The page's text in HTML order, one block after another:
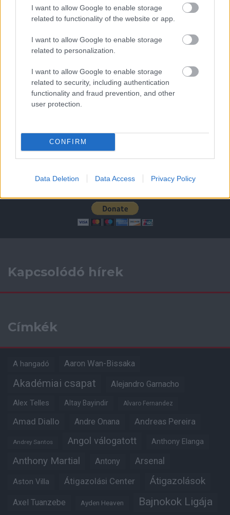
I want to allow Google to enable storage
related to functionality of the website or app.
I want to allow Google to enable storage
related to personalization.
I want to allow Google to enable storage
related to security, including authentication
functionality and fraud prevention, and other
user protection.
CONFIRM
Data Deletion Data Access Privacy Policy
Nya Ullevi, Göteborg
2026-08-08 17:00
1 nap 12 óra 20 perc 19 másodperc
Leeds United Manchester United 2026-08-12 20:30
AC MilanvsManchester United2026-08-15 18:00
Támogatás
Támogasd adományoddal
Kapcsolódó hírek
Címkék
A hangadó Aaron Wan-Bissaka
Akadémiai csapat Alejandro Garnacho
Alex Telles Altay Bayindir Alvaro Fernandez
Amad Diallo Andre Onana Andreas Pereira
Andrey Santos Angol válogatott Anthony Elanga
Anthony Martial Antony Arsenal
Aston Villa Átigazolási Center Átigazolások
Axel Tuanzebe Ayden Heaven Bajnokok Ligája